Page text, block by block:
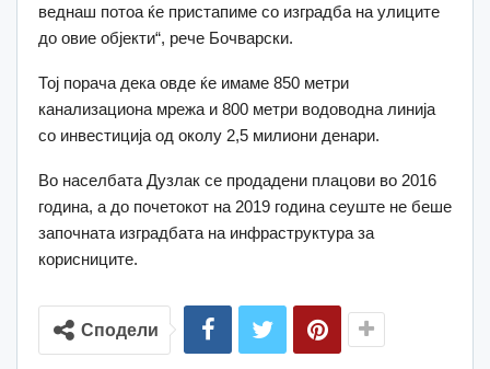
веднаш потоа ќе пристапиме со изградба на улиците
до овие објекти“, рече Бочварски.
Тој порача дека овде ќе имаме 850 метри
канализациона мрежа и 800 метри водоводна линија
со инвестиција од околу 2,5 милиони денари.
Во населбата Дузлак се продадени плацови во 2016
година, а до почетокот на 2019 година сеуште не беше
започната изградбата на инфраструктура за
корисниците.
Сподели